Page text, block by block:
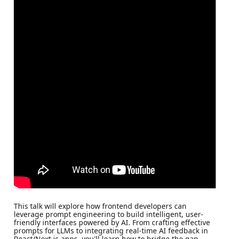
This talk will explore how frontend developers can
leverage prompt engineering to build intelligent, user-
friendly interfaces powered by AI. From crafting effective
prompts for LLMs to integrating real-time AI feedback in